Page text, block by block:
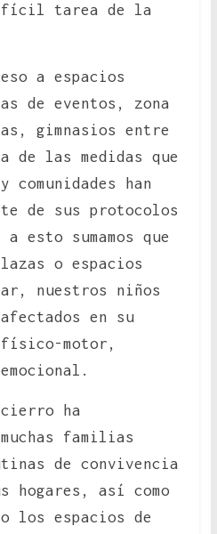
tarea de la
a espacios
de eventos, zona
gimnasios entre
de las medidas que
han
de sus protocolos
esto sumamos que
o espacios
nuestros niños
en su
motor,
ha
familias
de convivencia
así como
los espacios de